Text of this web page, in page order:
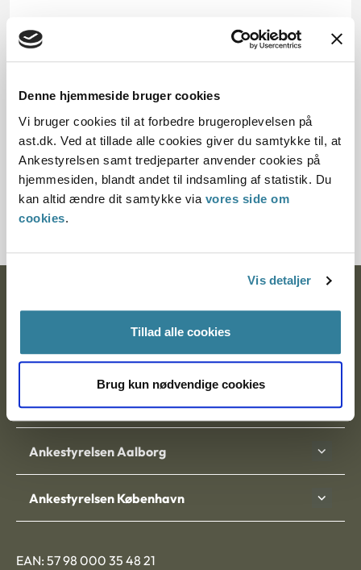
Denne hjemmeside bruger cookies
Vi bruger cookies til at forbedre brugeroplevelsen på
ast.dk. Ved at tillade alle cookies giver du samtykke til, at
Ankestyrelsen samt tredjeparter anvender cookies på
hjemmesiden, blandt andet til indsamling af statistik. Du
kan altid ændre dit samtykke via vores side om
cookies.
Vis detaljer
Tillad alle cookies
Brug kun nødvendige cookies
Offentliggørelsesdato
11.07.2013
Paragraf
§ 5 § 7
Journalnummer
7000168-05
Nytorv 7, 2. sal
9000 Aalborg
Ankestyrelsen Aalborg
Ankestyrelsen København
EAN: 57 98 000 35 48 21